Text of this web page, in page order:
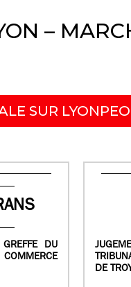
–
SUR
DU
DE